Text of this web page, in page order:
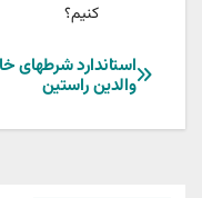
کنیم؟
راهبری
نوشته
استاندارد شرطهای
والدین راستین